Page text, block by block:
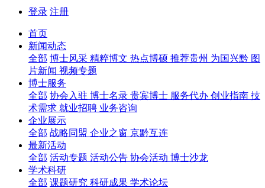
登录 注册
首页
新闻动态
全部 博士风采 精粹博文 热点博硕 推荐贵州 为国兴黔 图
片新闻 视频专题
博士服务
全部 协会入驻 博士名录 贵宾博士 服务代办 创业指南 技
术需求 就业招聘 业务咨询
企业展示
全部 战略同盟 企业之窗 京黔互连
最新活动
全部 活动专题 活动公告 协会活动 博士沙龙
学术科研
全部 课题研究 科研成果 学术论坛